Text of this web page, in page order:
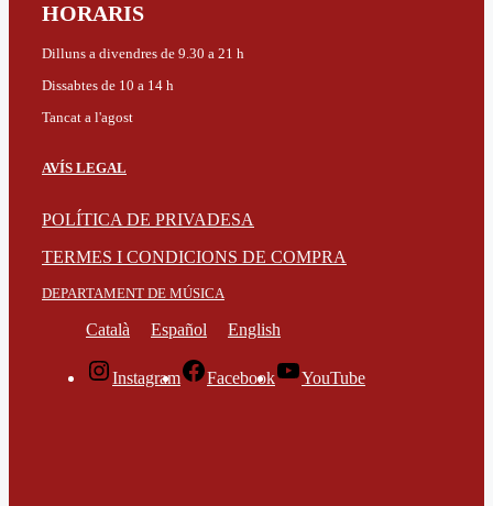
HORARIS
Dilluns a divendres de 9.30 a 21 h
Dissabtes de 10 a 14 h
Tancat a l'agost
AVÍS LEGAL
POLÍTICA DE PRIVADESA
TERMES I CONDICIONS DE COMPRA
DEPARTAMENT DE MÚSICA
Català Español English
Instagram Facebook YouTube